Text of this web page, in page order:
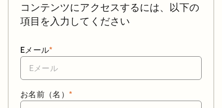
コンテンツにアクセスするには、以下の
項目を入力してください
*
Eメール
*
お名前（名）